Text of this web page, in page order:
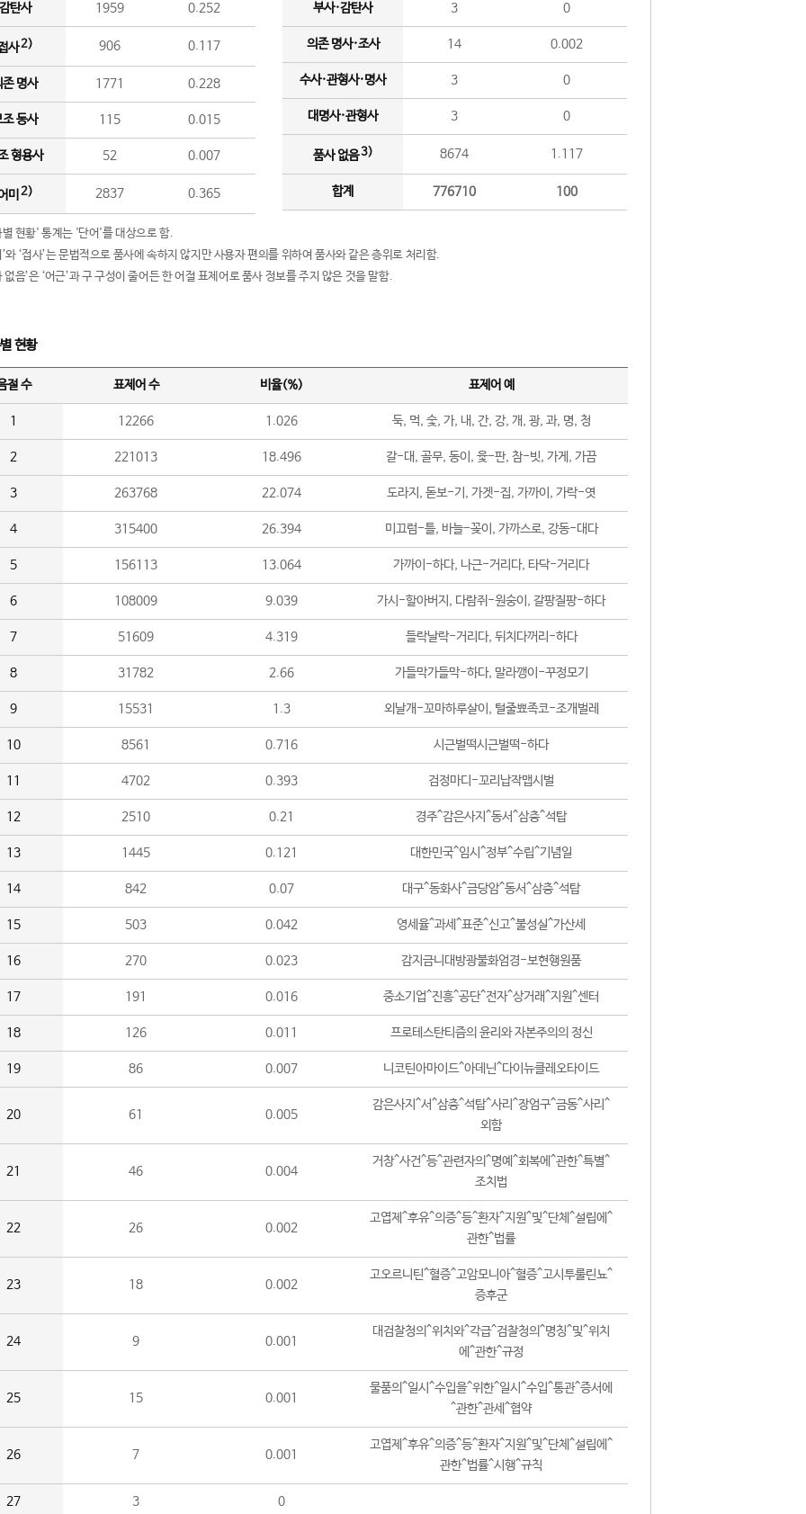
탄사 1959 0.252
사2) 906 0.117
존 명사 1771 0.228
조 동사 115 0.015
형용사 52 0.007
미 2) 2837 0.365
부사·감탄사 3 0
의존 명사·조사 14 0.002
수사·관형사·명사 3 0
대명사·관형사 3 0
품사 없음3) 8674 1.117
합계 776710 100
현황' 통계는 '단어'를 대상으로 함.
와 ‘접사’는 문법적으로 품사에 속하지 않지만 사용자 편의를 위하여 품사와 같은 층위로 처리함.
없음’은 ‘어근’과 구 구성이 줄어든 한 어절 표제어로 품사 정보를 주지 않은 것을 말함.
현황
절 수 표제어 수 비율(%) 표제어 예
1 12266 1.026 둑, 먹, 숯, 가, 내, 간, 강, 개, 광, 과, 명, 청
2 221013 18.496 갈-대, 골무, 동이, 윷-판, 참-빗, 가게, 가끔
3 263768 22.074 도라지, 돋보-기, 가겟-집, 가까이, 가락-엿
4 315400 26.394 미끄럼-틀, 바늘-꽂이, 가까스로, 강동-대다
5 156113 13.064 가까이-하다, 나근-거리다, 타닥-거리다
6 108009 9.039 가시-할아버지, 다람쥐-원숭이, 갈팡질팡-하다
7 51609 4.319 들락날락-거리다, 뒤치다꺼리-하다
8 31782 2.66 가들막가들막-하다, 말라깽이-꾸정모기
9 15531 1.3 외날개-꼬마하루살이, 털줄뾰족코-조개벌레
10 8561 0.716 시근벌떡시근벌떡-하다
11 4702 0.393 검정마디-꼬리납작맵시벌
12 2510 0.21 경주^감은사지^동서^삼층^석탑
13 1445 0.121 대한민국^임시^정부^수립^기념일
14 842 0.07 대구^동화사^금당암^동서^삼층^석탑
15 503 0.042 영세율^과세^표준^신고^불성실^가산세
16 270 0.023 감지금니대방광불화엄경-보현행원품
17 191 0.016 중소기업^진흥^공단^전자^상거래^지원^센터
18 126 0.011 프로테스탄티즘의 윤리와 자본주의의 정신
19 86 0.007 니코틴아마이드^아데닌^다이뉴클레오타이드
20 61 0.005
감은사지^서^삼층^석탑^사리^장엄구^금동^사리^
외함
21 46 0.004
거창^사건^등^관련자의^명예^회복에^관한^특별^
조치법
22 26 0.002
고엽제^후유^의증^등^환자^지원^및^단체^설립에^
관한^법률
23 18 0.002
고오르니틴^혈증^고암모니아^혈증^고시투룰린뇨^
증후군
24 9 0.001
대검찰청의^위치와^각급^검찰청의^명칭^및^위치
에^관한^규정
25 15 0.001
물품의^일시^수입을^위한^일시^수입^통관^증서에
^관한^관세^협약
26 7 0.001
고엽제^후유^의증^등^환자^지원^및^단체^설립에^
관한^법률^시행^규칙
27 3 0